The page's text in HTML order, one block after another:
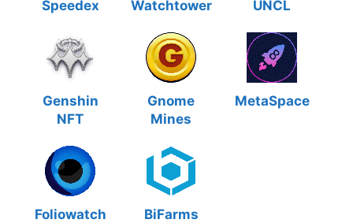
Speedex Watchtower UNCL
Genshin
NFT
Gnome
Mines
MetaSpace
Foliowatch
BiFarms